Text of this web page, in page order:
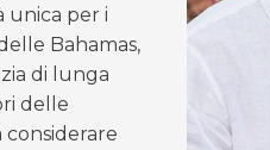
unica per i
Bahamas,
di lunga
delle
considerare